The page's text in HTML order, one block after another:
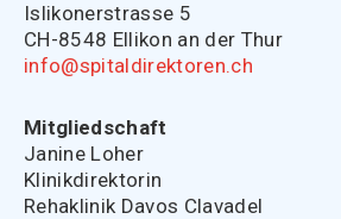
Islikonerstrasse 5
CH-8548 Ellikon an der Thur
info@spitaldirektoren.ch
Mitgliedschaft
Janine Loher
Klinikdirektorin
Rehaklinik Davos Clavadel